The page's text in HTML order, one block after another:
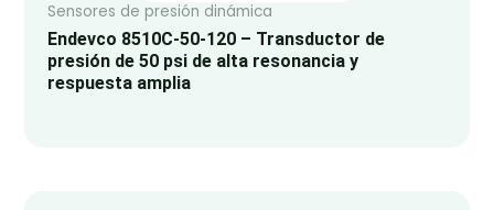
Sensores de presión dinámica
Endevco 8510C-50-120 – Transductor de
presión de 50 psi de alta resonancia y
respuesta amplia